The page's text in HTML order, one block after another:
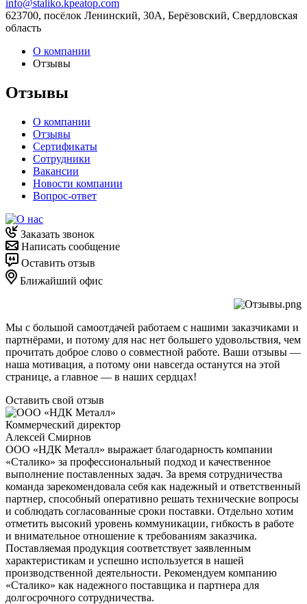
info@staliko.kpeatop.com
623700, посёлок Ленинский, 30А, Берёзовский, Свердловская
область
О компании
Отзывы
Отзывы
О компании
Отзывы
Сертификаты
Сотрудники
Вакансии
Новости компании
Вопрос-ответ
Заказать звонок
Написать сообщение
Оставить отзыв
Ближайший офис
Мы с большой самоотдачей работаем с нашими заказчиками и
партнёрами, и потому для нас нет большего удовольствия, чем
прочитать доброе слово о совместной работе. Ваши отзывы —
наша мотивация, а потому они навсегда останутся на этой
странице, а главное — в наших сердцах!
Оставить свой отзыв
Коммерческий директор
Алексей Смирнов
ООО «НДК Металл» выражает благодарность компании
«Сталико» за профессиональный подход и качественное
выполнение поставленных задач. За время сотрудничества
команда зарекомендовала себя как надежный и ответственный
партнер, способный оперативно решать технические вопросы
и соблюдать согласованные сроки поставки. Отдельно хотим
отметить высокий уровень коммуникации, гибкость в работе
и внимательное отношение к требованиям заказчика.
Поставляемая продукция соответствует заявленным
характеристикам и успешно используется в нашей
производственной деятельности. Рекомендуем компанию
«Сталико» как надежного поставщика и партнера для
долгосрочного сотрудничества.